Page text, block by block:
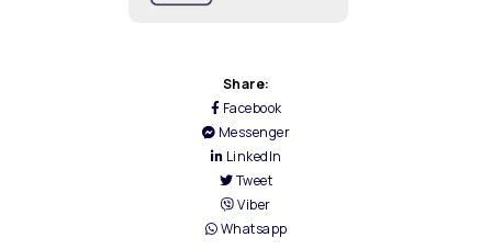
Share:
Facebook
Messenger
LinkedIn
Tweet
Viber
Whatsapp